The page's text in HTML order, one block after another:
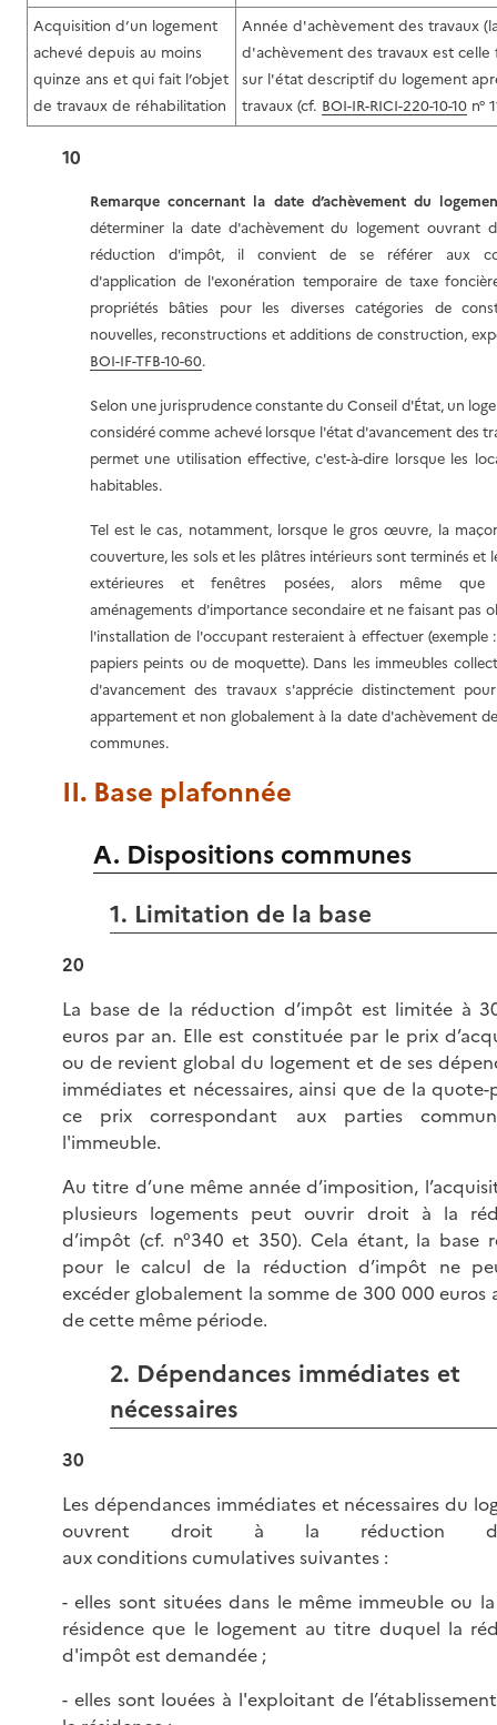
Acquisition d’un logement
achevé depuis au moins
quinze ans et qui fait l’objet
de travaux de réhabilitation
Année d'achèvement des travaux
d'achèvement des travaux est celle
sur l'état descriptif du logement
travaux (cf. BOI-IR-RICI-220-10-10 n°
10
Remarque concernant la date d’achèvement du
déterminer la date d'achèvement du logement ouvrant
réduction d'impôt, il convient de se référer aux
d'application de l'exonération temporaire de taxe
propriétés bâties pour les diverses catégories de
nouvelles, reconstructions et additions de construction,
BOI-IF-TFB-10-60.
Selon une jurisprudence constante du Conseil d'État, un
considéré comme achevé lorsque l'état d'avancement des
permet une utilisation effective, c'est-à-dire lorsque les
habitables.
Tel est le cas, notamment, lorsque le gros œuvre, la
couverture, les sols et les plâtres intérieurs sont terminés et
extérieures et fenêtres posées, alors même que
aménagements d'importance secondaire et ne faisant pas
l'installation de l'occupant resteraient à effectuer (exemple
papiers peints ou de moquette). Dans les immeubles
d'avancement des travaux s'apprécie distinctement
appartement et non globalement à la date d'achèvement
communes.
II. Base plafonnée
A. Dispositions communes
1. Limitation de la base
20
La base de la réduction d’impôt est limitée à
euros par an. Elle est constituée par le prix
ou de revient global du logement et de ses
immédiates et nécessaires, ainsi que de la
ce prix correspondant aux parties
l'immeuble.
Au titre d’une même année d’imposition,
plusieurs logements peut ouvrir droit à la
d’impôt (cf. n°340 et 350). Cela étant, la base
pour le calcul de la réduction d’impôt ne
excéder globalement la somme de 300 000 euros
de cette même période.
2. Dépendances immédiates et
nécessaires
30
Les dépendances immédiates et nécessaires du
ouvrent droit à la réduction
aux conditions cumulatives suivantes :
- elles sont situées dans le même immeuble ou
résidence que le logement au titre duquel la
d'impôt est demandée ;
- elles sont louées à l'exploitant de